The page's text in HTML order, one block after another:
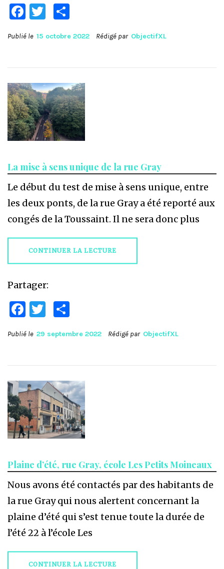
Facebook
Twitter
Publié le 15 octobre 2022 Rédigé par ObjectifXL
La mise à sens unique de la rue Gray
Le début du test de mise à sens unique, entre
les deux ponts, de la rue Gray a été reporté aux
congés de la Toussaint. Il ne sera donc plus
CONTINUER LA LECTURE
Partager:
Facebook
Twitter
Publié le 29 septembre 2022 Rédigé par ObjectifXL
Plaine d’été, rue Gray, école Les Petits Moineaux
Nous avons été contactés par des habitants de
la rue Gray qui nous alertent concernant la
plaine d’été qui s’est tenue toute la durée de
l’été 22 à l’école Les
CONTINUER LA LECTURE